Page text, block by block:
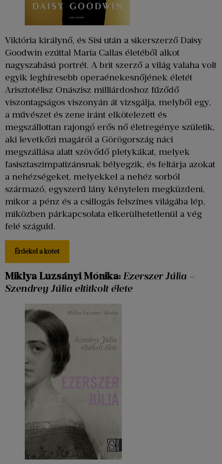
Viktória királynő, és Sisi után a sikerszerző Daisy
Goodwin ezúttal Maria Callas életéből alkot
nagyszabású portrét. A brit szerző a világ valaha volt
egyik leghíresebb operaénekesnőjének életét
Arisztotélisz Onászisz milliárdoshoz fűződő
viszontagságos viszonyán át vizsgálja, melyből egy,
a művészet és zene iránt elkötelezett és
megszállottan rajongó erős nő életregénye születik,
aki levetkőzi magáról a Görögország náci
megszállása alatt szövődő pletykákat, melyek
fasisztaszimpatizánsnak bélyegzik, és feltárja azokat
a nehézségeket, melyekkel a nehéz sorból
származó, egyszerű lány kénytelen megküzdeni,
mikor a pénz és a csillogás felszínes világába lép,
miközben párkapcsolata elkerülhetetlenül a vég
felé száguld.
Érdekel a kötet
Miklya Luzsányi Mónika: Ezerszer Júlia –
Szendrey Júlia eltitkolt élete